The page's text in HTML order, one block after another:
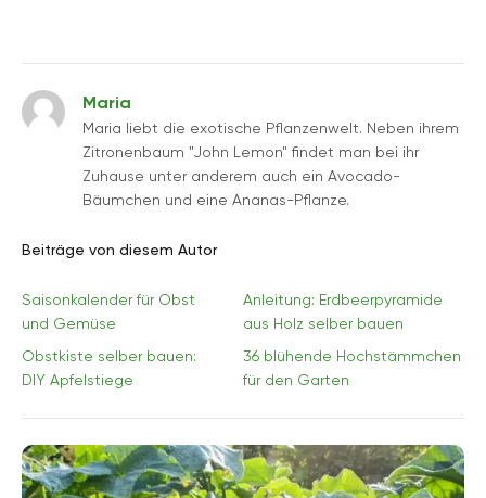
Maria
Maria liebt die exotische Pflanzenwelt. Neben ihrem
Zitronenbaum "John Lemon" findet man bei ihr
Zuhause unter anderem auch ein Avocado-
Bäumchen und eine Ananas-Pflanze.
Beiträge von diesem Autor
Saisonkalender für Obst
und Gemüse
Anleitung: Erdbeerpyramide
aus Holz selber bauen
Obstkiste selber bauen:
DIY Apfelstiege
36 blühende Hochstämmchen
für den Garten